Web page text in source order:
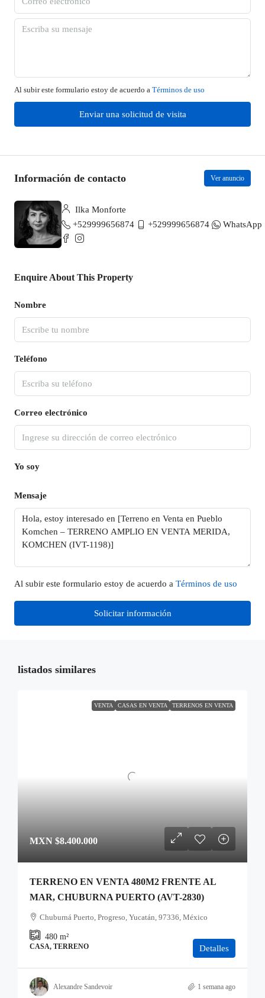
Al subir este formulario estoy de acuerdo a Términos de uso
Enviar una solicitud de visita
Información de contacto Ver anuncio
Ilka Monforte
+529999656874
+529999656874 WhatsApp
Enquire About This Property
Nombre
Teléfono
Correo electrónico
Yo soy
Mensaje
Al subir este formulario estoy de acuerdo a Términos de uso
Solicitar información
listados similares
VENTA CASAS EN VENTA TERRENOS EN VENTA
MXN $8.400.000
TERRENO EN VENTA 480M2 FRENTE AL
MAR, CHUBURNA PUERTO (AVT-2830)
Chuburná Puerto, Progreso, Yucatán, 97336, México
480 m²
CASA, TERRENO Detalles
Alexandre Sandevoir 1 semana ago